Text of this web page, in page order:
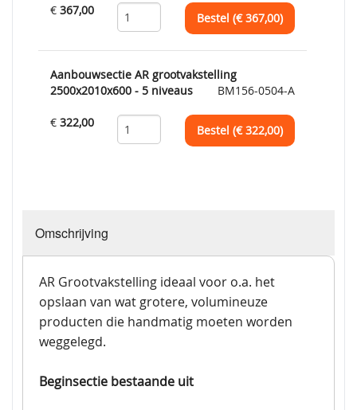
€ 367,00
Bestel (€367,00)
Aanbouwsectie AR grootvakstelling
2500x2010x600 - 5 niveaus
BM156-0504-A
€ 322,00
Bestel (€322,00)
Omschrijving
AR Grootvakstelling ideaal voor o.a. het
opslaan van wat grotere, volumineuze
producten die handmatig moeten worden
weggelegd.
Beginsectie bestaande uit